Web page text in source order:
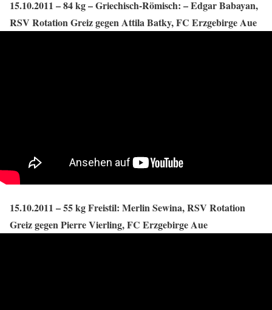
15.10.2011 – 84 kg – Griechisch-Römisch: – Edgar Babayan,
RSV Rotation Greiz gegen Attila Batky, FC Erzgebirge Aue
15.10.2011 – 55 kg Freistil: Merlin Sewina, RSV Rotation
Greiz gegen Pierre Vierling, FC Erzgebirge Aue